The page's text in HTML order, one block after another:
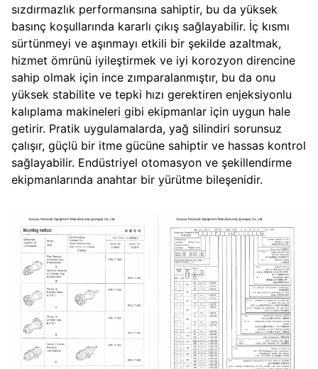
sızdırmazlık performansına sahiptir, bu da yüksek
basınç koşullarında kararlı çıkış sağlayabilir. İç kısmı
sürtünmeyi ve aşınmayı etkili bir şekilde azaltmak,
hizmet ömrünü iyileştirmek ve iyi korozyon direncine
sahip olmak için ince zımparalanmıştır, bu da onu
yüksek stabilite ve tepki hızı gerektiren enjeksiyonlu
kalıplama makineleri gibi ekipmanlar için uygun hale
getirir. Pratik uygulamalarda, yağ silindiri sorunsuz
çalışır, güçlü bir itme gücüne sahiptir ve hassas kontrol
sağlayabilir. Endüstriyel otomasyon ve şekillendirme
ekipmanlarında anahtar bir yürütme bileşenidir.